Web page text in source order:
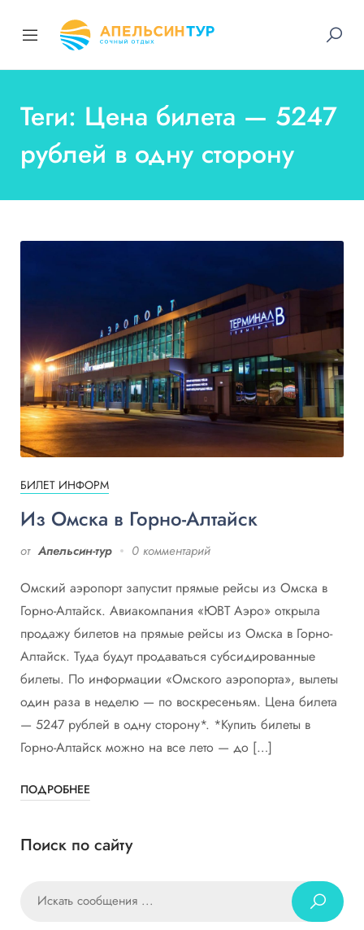
Теги: Цена билета — 5247
рублей в одну сторону
БИЛЕТ ИНФОРМ
Из Омска в Горно-Алтайск
от Апельсин-тур 0 комментарий
Омский аэропорт запустит прямые рейсы из Омска в
Горно-Алтайск. Авиакомпания «ЮВТ Аэро» открыла
продажу билетов на прямые рейсы из Омска в Горно-
Алтайск. Туда будут продаваться субсидированные
билеты. По информации «Омского аэропорта», вылеты
один раза в неделю — по воскресеньям. Цена билета
— 5247 рублей в одну сторону*. *Купить билеты в
Горно-Алтайск можно на все лето — до […]
ПОДРОБНЕЕ
Поиск по сайту